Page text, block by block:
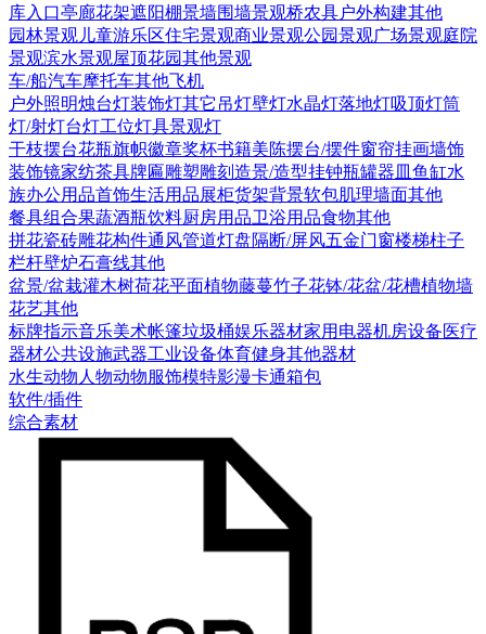
库入口亭廊花架遮阳棚景墙围墙景观桥农具户外构建其他
园林景观 儿童游乐区住宅景观商业景观公园景观广场景观庭院
景观滨水景观屋顶花园其他景观
车/船汽车摩托车其他飞机
户外照明烛台灯装饰灯其它 吊灯壁灯水晶灯落地灯吸顶灯筒
灯/射灯台灯工位灯具景观灯
干枝摆台花瓶旗帜徽章奖杯书籍美陈摆台/摆件窗帘挂画墙饰
装饰镜家纺茶具牌匾雕塑雕刻 造景/造型挂钟瓶罐器皿 鱼缸水
族办公用品首饰生活用品展柜货架背景软包肌理墙面其他
餐具组合果蔬酒瓶饮料厨房用品卫浴用品食物其他
拼花瓷砖雕花构件通风管道灯盘隔断/屏风五金门窗楼梯柱子
栏杆壁炉石膏线其他
盆景/盆栽灌木树荷花平面植物藤蔓竹子花钵/花盆/花槽植物墙
花艺其他
标牌指示音乐美术帐篷垃圾桶娱乐器材家用电器机房设备医疗
器材公共设施武器工业设备体育健身其他器材
水生动物 人物动物服饰模特影漫卡通箱包
软件/插件
综合素材